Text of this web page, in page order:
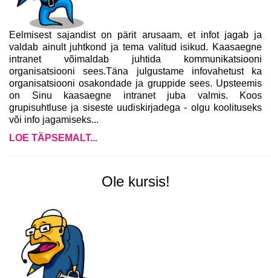
Eelmisest sajandist on pärit arusaam, et infot jagab ja
valdab ainult juhtkond ja tema valitud isikud. Kaasaegne
intranet võimaldab juhtida kommunikatsiooni
organisatsiooni sees.Täna julgustame infovahetust ka
organisatsiooni osakondade ja gruppide sees. Upsteemis
on Sinu kaasaegne intranet juba valmis. Koos
grupisuhtluse ja siseste uudiskirjadega - olgu koolituseks
või info jagamiseks...
LOE TÄPSEMALT...
Ole kursis!